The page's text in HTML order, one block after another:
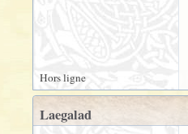
Hors ligne
Laegalad